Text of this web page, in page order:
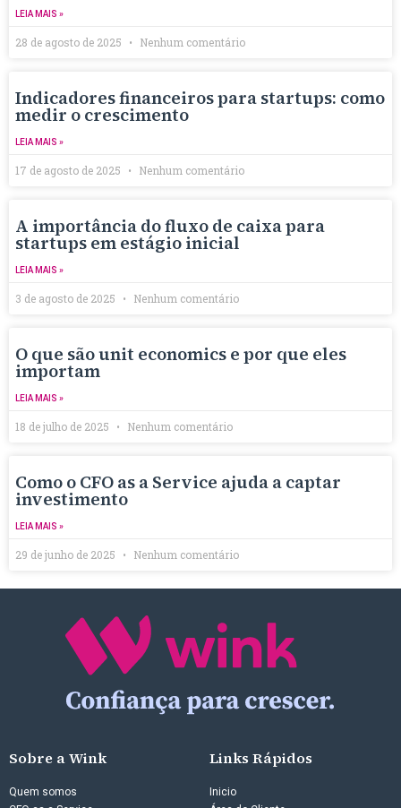
LEIA MAIS »
28 de agosto de 2025 Nenhum comentário
Indicadores financeiros para startups: como
medir o crescimento
LEIA MAIS »
17 de agosto de 2025 Nenhum comentário
A importância do fluxo de caixa para
startups em estágio inicial
LEIA MAIS »
3 de agosto de 2025 Nenhum comentário
O que são unit economics e por que eles
importam
LEIA MAIS »
18 de julho de 2025 Nenhum comentário
Como o CFO as a Service ajuda a captar
investimento
LEIA MAIS »
29 de junho de 2025 Nenhum comentário
Sobre a Wink
Quem somos
Links Rápidos
Inicio